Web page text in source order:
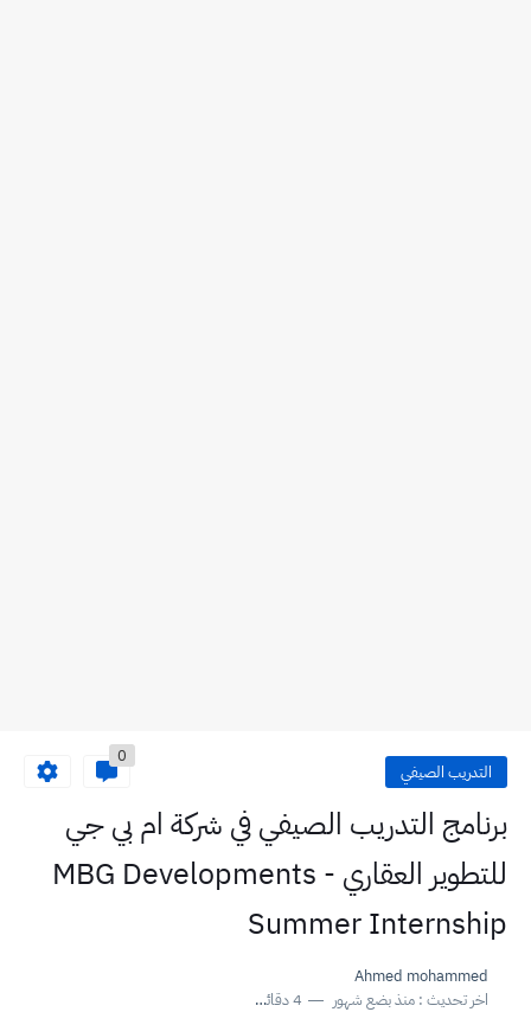
التدريب الصيفي
0
برنامج التدريب الصيفي في شركة ‏ام بي جي
للتطوير العقاري‏ - MBG Developments
Summer Internship
Ahmed mohammed
اخر تحديث :منذ بضع شهور 4 دقائق للقراءة